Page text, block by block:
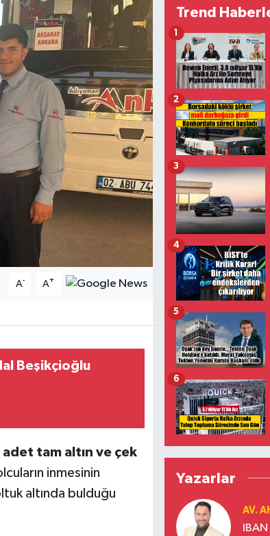
A- A+
Beşikçioğlu
adet tam altın ve çek
inmesinin
altında bulduğu
Trend
1
2
3
4
5
6
Yazarlar
AV.